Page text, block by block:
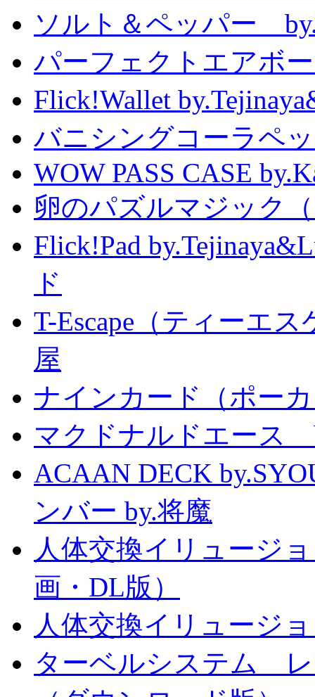
ソルト＆ペッパー
パーフェクトエアボ
Flick!Wallet
バニシングコーラペ
WOW PASS CASE
卵のパズルマジック
Flick!Pad
ド
T-Escape（ティーエ
屋
ナインカード（ポー
マクドナルドエース
ACAAN DECK
ンバー by.将魔
人体交換イリュージ
画・DL版）
人体交換イリュージ
ターベルシステム